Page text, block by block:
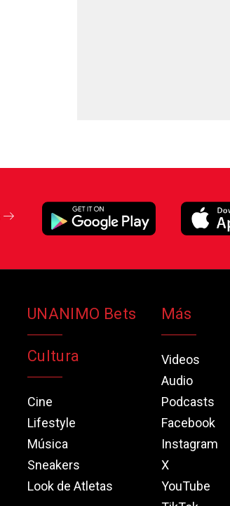
UNANIMO Bets
Cultura
Cine
Lifestyle
Música
Sneakers
Look de Atletas
Más
Videos
Audio
Podcasts
Facebook
Instagram
X
YouTube